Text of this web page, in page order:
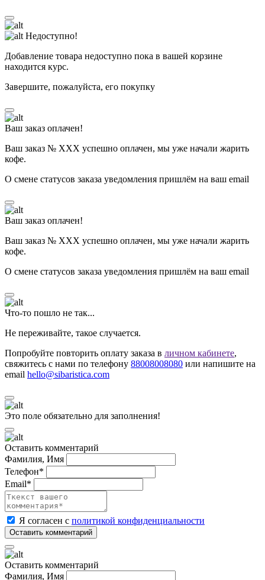
Недоступно!
Добавление товара недоступно пока в вашей корзине
находится курс.
Завершите, пожалуйста, его покупку
Ваш заказ оплачен!
Ваш заказ № ХХХ успешно оплачен, мы уже начали жарить
кофе.
О смене статусов заказа уведомления пришлём на ваш email
Ваш заказ оплачен!
Ваш заказ № ХХХ успешно оплачен, мы уже начали жарить
кофе.
О смене статусов заказа уведомления пришлём на ваш email
Что-то пошло не так...
Не переживайте, такое случается.
Попробуйте повторить оплату заказа в личном кабинете,
свяжитесь с нами по телефону 88008008080 или напишите на
email hello@sibaristica.com
Это поле обязательно для заполнения!
Оставить комментарий
Фамилия, Имя
Телефон*
Email*
Я согласен с политикой конфиденциальности
Оставить комментарий
Фамилия, Имя